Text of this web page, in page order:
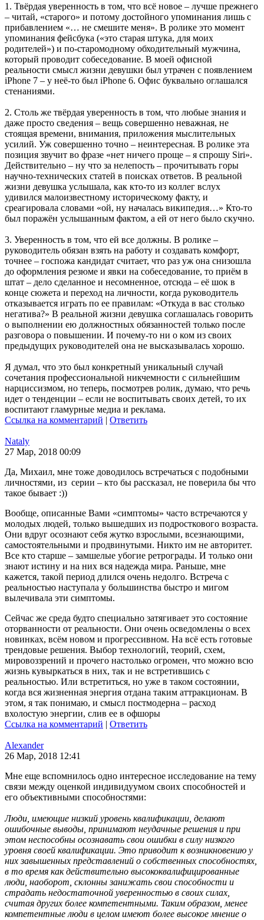
1. Твёрдая уверенность в том, что всё новое – лучше прежнего
– читай, «старого» и потому достойного упоминания лишь с
прибавлением «… не смешите меня». В ролике это момент
упоминания фейсбука («это старая штука, для моих
родителей») и по-старомодному обходительный мужчина,
который проводит собеседование. В моей офисной
реальности смысл жизни девушки был утрачен с появлением
iPhone 7 – у неё-то был iPhone 6. Офис буквально оглашался
стенаниями.
2. Столь же твёрдая уверенность в том, что любые знания и
даже просто сведения – вещь совершенно неважная, не
стоящая времени, внимания, приложения мыслительных
усилий. Уж совершенно точно – неинтересная. В ролике эта
позиция звучит во фразе «нет ничего проще – я спрошу Siri».
Действительно – ну что за нелепость – прочитывать горы
научно-технических статей в поисках ответов. В реальной
жизни девушка услышала, как кто-то из коллег вслух
удивился малоизвестному историческому факту, и
среагировала словами «ой, ну началась википедия…» Кто-то
был поражён услышанным фактом, а ей от него было скучно.
3. Уверенность в том, что ей все должны. В ролике –
руководитель обязан взять на работу и создавать комфорт,
точнее – госпожа кандидат считает, что раз уж она снизошла
до оформления резюме и явки на собеседование, то приём в
штат – дело сделанное и несомненное, отсюда – её шок в
конце сюжета и переход на личности, когда руководитель
отказывается играть по ее правилам: «Откуда в вас столько
негатива?» В реальной жизни девушка соглашалась говорить
о выполнении ею должностных обязанностей только после
разговора о повышении. И почему-то ни о ком из своих
предыдущих руководителей она не высказывалась хорошо.
Я думал, что это был конкретный уникальный случай
сочетания профессиональной никчемности с сильнейшим
нарциссизмом, но теперь, посмотрев ролик, думаю, что речь
идет о тенденции – если не воспитывать своих детей, то их
воспитают гламурные медиа и реклама.
Ссылка на комментарий | Ответить
Nataly
27 Мар, 2018 00:09
Да, Михаил, мне тоже доводилось встречаться с подобными
личностями, из серии – кто бы рассказал, не поверила бы что
такое бывает :))
Вообще, описанные Вами «симптомы» часто встречаются у
молодых людей, только вышедших из подросткового возраста.
Они вдруг осознают себя жутко взрослыми, всезнающими,
самостоятельными и продвинутыми. Никто им не авторитет.
Все кто старше – замшелые убогие ретрограды. И только они
знают истину и на них вся надежда мира. Раньше, мне
кажется, такой период длился очень недолго. Встреча с
реальностью наступала у большинства быстро и мигом
вылечивала эти симптомы.
Сейчас же среда будто специально затягивает это состояние
оторванности от реальности. Они очень осведомлены о всех
новинках, всём новом и прогрессивном. На всё есть готовые
трендовые решения. Выбор технологий, теорий, схем,
мировоззрений и прочего настолько огромен, что можно всю
жизнь кувыркаться в них, так и не встретившись с
реальностью. Или встретиться, но уже в таком состоянии,
когда вся жизненная энергия отдана таким аттракционам. В
этом, я так понимаю, и смысл постмодерна – расход
вхолостую энергии, слив ее в офшоры
Ссылка на комментарий | Ответить
Alexander
26 Мар, 2018 12:41
Мне еще вспомнилось одно интересное исследование на тему
связи между оценкой индивидуумом своих способностей и
его объективными способностями:
Люди, имеющие низкий уровень квалификации, делают
ошибочные выводы, принимают неудачные решения и при
этом неспособны осознавать свои ошибки в силу низкого
уровня своей квалификации. Это приводит к возникновению у
них завышенных представлений о собственных способностях,
в то время как действительно высококвалифицированные
люди, наоборот, склонны занижать свои способности и
страдать недостаточной уверенностью в своих силах,
считая других более компетентными. Таким образом, менее
компетентные люди в целом имеют более высокое мнение о